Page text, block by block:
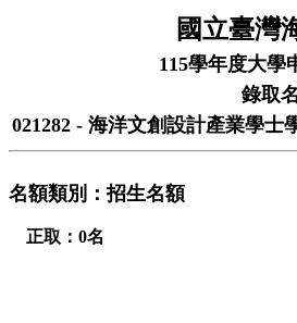
國立臺灣
115學年度大學
錄取
021282 - 海洋文創設計產業學士
名額類別：招生名額
正取：0名